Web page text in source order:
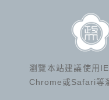
瀏覽本站建議使用
Chrome或Safari等